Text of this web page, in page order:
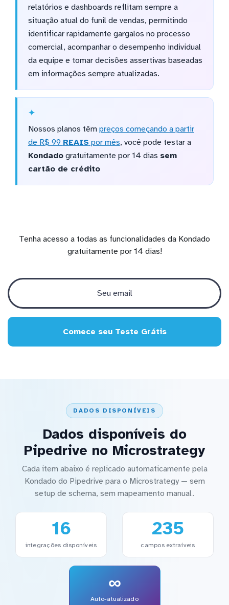
relatórios e dashboards reflitam sempre a
situação atual do funil de vendas, permitindo
identificar rapidamente gargalos no processo
comercial, acompanhar o desempenho individual
da equipe e tomar decisões assertivas baseadas
em informações sempre atualizadas.
Nossos planos têm preços começando a partir
de R$ 99 REAIS por mês, você pode testar a
Kondadogratuitamente por 14 dias sem
cartão de crédito
Tenha acesso a todas as funcionalidades da Kondado
gratuitamente por 14 dias!
Comece seu Teste Grátis
DADOS DISPONÍVEIS
Dados disponíveis do
Pipedrive no Microstrategy
Cada item abaixo é replicado automaticamente pela
Kondado do Pipedrive para o Microstrategy — sem
setup de schema, sem mapeamento manual.
16
integrações disponíveis
235
campos extraíveis
∞
Auto-atualizado